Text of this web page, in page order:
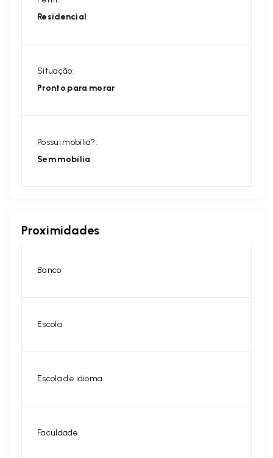
Residencial
Situação:
Pronto para morar
Possui mobília?:
Sem mobília
Proximidades
Banco
Escola
Escola de idioma
Faculdade